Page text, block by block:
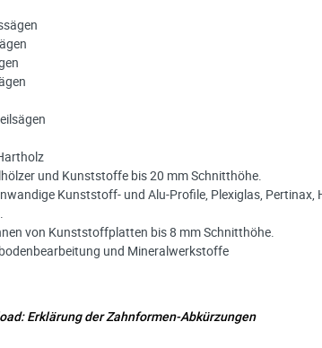
und Kunststoffe bis 20 mm Schnitthöhe.
Kunststoff- und Alu-Profile, Plexiglas,
von Kunststoffplatten bis 8 mm Schnitthöhe.
und Mineralwerkstoffe
Erklärung der Zahnformen-Abkürzungen